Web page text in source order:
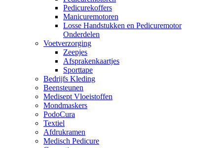
Pedicurekoffers
Manicuremotoren
Losse Handstukken en Pedicuremotor
Onderdelen
Voetverzorging
Zeepjes
Afsprakenkaartjes
Sporttape
Bedrijfs Kleding
Beensteunen
Medisept Vloeistoffen
Mondmaskers
PodoCura
Textiel
Afdrukramen
Medisch Pedicure